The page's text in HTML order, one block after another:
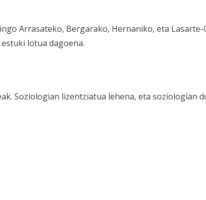
Arrasateko, Bergarako, Hernaniko, eta
lotua dagoena.
Soziologian lizentziatua lehena, eta soziologian